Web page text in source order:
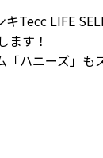
キTecc LIFE
ます！
ハニーズ」